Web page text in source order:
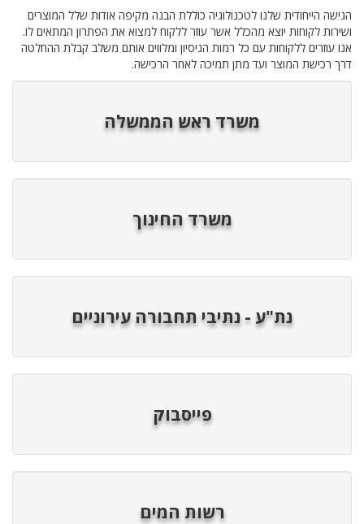
הגישה הייחודית שלנו לטכנולוגיה כוללת הבנה מקיפה אודות שלל המוצרים
ושירות לקוחות יוצא מהכלל אשר עוזר ללקוח למצוא את הפתרון המתאים לו.
אנו עוזרים ללקוחות עם כל רמות הניסיון ומלווים אותם משלב קבלת ההחלטה
דרך רכישת המוצר ועד מתן תמיכה לאחר הרכישה.
משרד ראש הממשלה
משרד החינוך
נת"ע - נתיבי תחבורה עירוניים
פייסבוק
רשות המים